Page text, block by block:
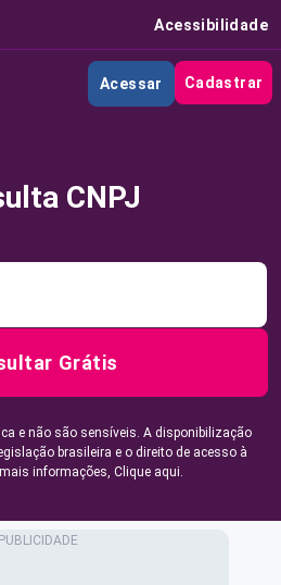
Acessibilidade
Acessar Cadastrar
CNPJ
Grátis
e não são sensíveis. A disponibilização
brasileira e o direito de acesso à
informações, Clique aqui.